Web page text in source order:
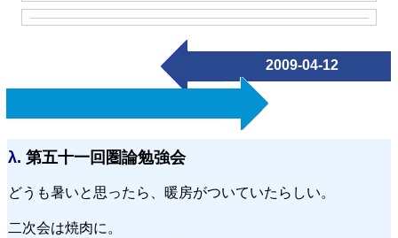
2009-04-12
λ. 第五十一回圏論勉強会
どうも暑いと思ったら、暖房がついていたらしい。
二次会は焼肉に。